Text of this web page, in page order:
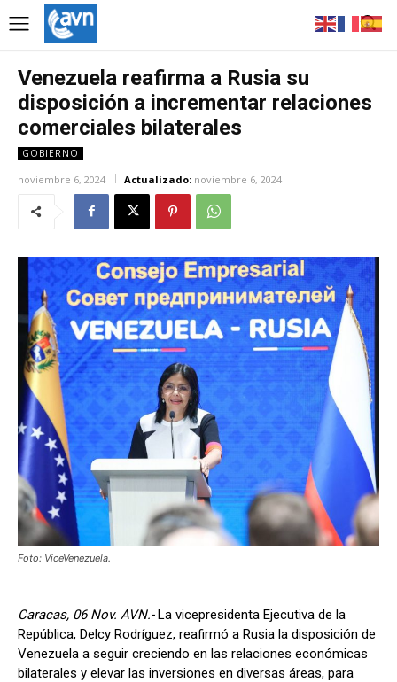
Venezuela reafirma a Rusia su
disposición a incrementar relaciones
comerciales bilaterales
GOBIERNO
noviembre 6, 2024 Actualizado: noviembre 6, 2024
Foto: ViceVenezuela.
Caracas, 06 Nov. AVN.-La vicepresidenta Ejecutiva de la
República, Delcy Rodríguez, reafirmó a Rusia la disposición de
Venezuela a seguir creciendo en las relaciones económicas
bilaterales y elevar las inversiones en diversas áreas, para